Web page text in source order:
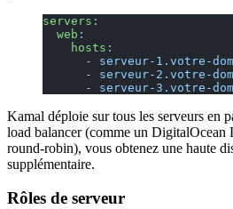
servers :
  web
:
    hosts
:
      -
serveur-1.votre-
      -
serveur-2.votre-
      -
serveur-3.votre-
Kamal déploie sur tous les serveurs en
load balancer (comme un
round-robin), vous obtenez une haute
supplémentaire.
Rôles de serveur